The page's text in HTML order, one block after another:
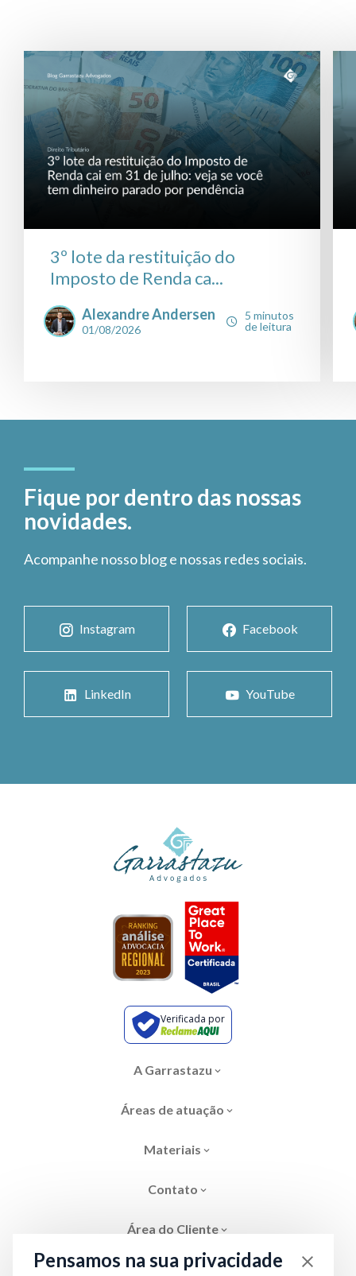
3º lote da restituição do
Imposto de Renda ca...
Alexandre Andersen
01/08/2026
5 minutos
de leitura
Fique por dentro das nossas
novidades.
Acompanhe nosso blog e nossas redes sociais.
Instagram Facebook
LinkedIn YouTube
Verificada por
A Garrastazu
Áreas de atuação
Materiais
Contato
Área do Cliente
Pensamos na sua privacidade